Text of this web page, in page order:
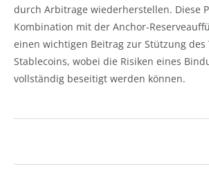
durch Arbitrage wiederherstellen. Diese
Kombination mit der Anchor-
einen wichtigen Beitrag zur Stützung des
Stablecoins, wobei die Risiken eines
vollständig beseitigt werden können.